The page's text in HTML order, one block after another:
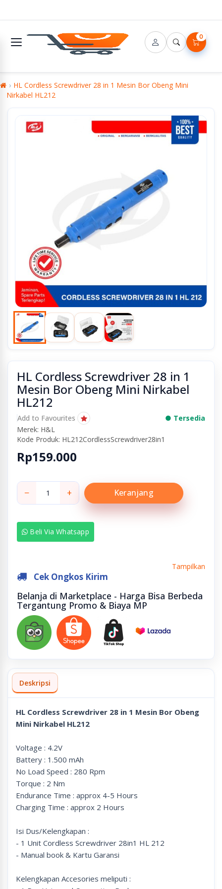
0
HL Cordless Screwdriver 28 in 1 Mesin Bor Obeng Mini
Nirkabel HL212
HL Cordless Screwdriver 28 in 1
Mesin Bor Obeng Mini Nirkabel
HL212
Add to Favourites
● Tersedia
Merek: H&L
Kode Produk: HL212CordlessScrewdriver28in1
Rp159.000
− + Keranjang
Beli Via Whatsapp
Cek Ongkos Kirim
Tampilkan
Belanja di Marketplace - Harga Bisa Berbeda
Tergantung Promo & Biaya MP
Deskripsi
HL Cordless Screwdriver 28 in 1 Mesin Bor Obeng
Mini Nirkabel HL212
Voltage : 4.2V
Battery : 1.500 mAh
No Load Speed : 280 Rpm
Torque : 2 Nm
Endurance Time : approx 4-5 Hours
Charging Time : approx 2 Hours
Isi Dus/Kelengkapan :
- 1 Unit Cordless Screwdriver 28in1 HL 212
- Manual book & Kartu Garansi
Kelengkapan Accesories meliputi :